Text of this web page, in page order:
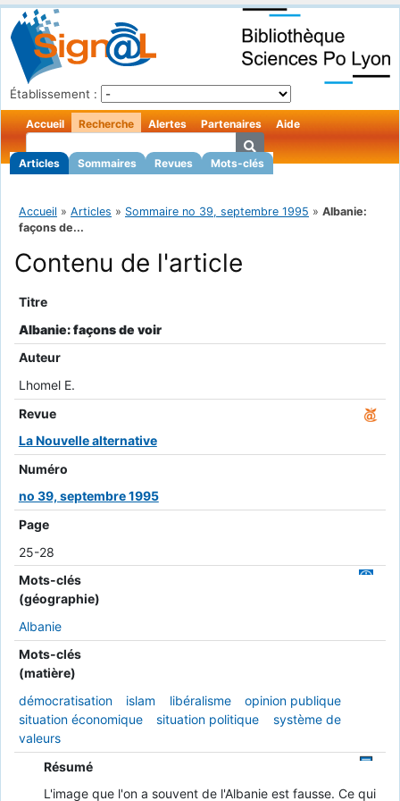
Établissement :
Accueil Recherche
Articles Sommaires Revues Mots-clés
Alertes Partenaires Aide
Accueil » Articles » Sommaire no 39, septembre 1995 » Albanie:
façons de...
Contenu de l'article
Titre
Albanie: façons de voir
Auteur
Lhomel E.
Revue
La Nouvelle alternative
Numéro
no 39, septembre 1995
Page
25-28
Mots-clés
(géographie)
Albanie
Mots-clés
(matière)
démocratisation
islam libéralisme
opinion publique
situation économique
situation politique
système de
valeurs
Résumé
L'image que l'on a souvent de l'Albanie est fausse. Ce qui